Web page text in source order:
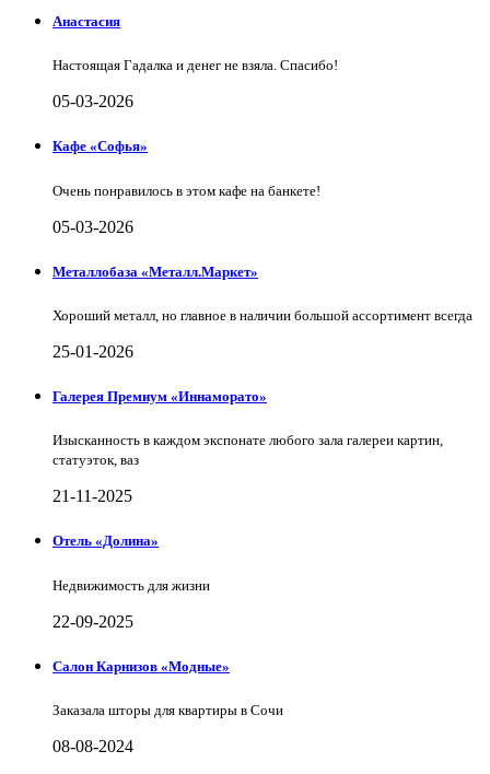
Анастасия
Настоящая Гадалка и денег не взяла. Спасибо!
05-03-2026
Кафе «Софья»
Очень понравилось в этом кафе на банкете!
05-03-2026
Металлобаза «Металл.Маркет»
Хороший металл, но главное в наличии большой ассортимент всегда
25-01-2026
Галерея Премиум «Иннаморато»
Изысканность в каждом экспонате любого зала галереи картин,
статуэток, ваз
21-11-2025
Отель «Долина»
Недвижимость для жизни
22-09-2025
Салон Карнизов «Модные»
Заказала шторы для квартиры в Сочи
08-08-2024